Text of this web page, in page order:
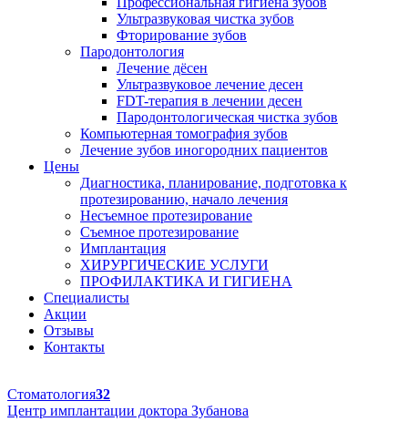
Ультразвуковая чистка зубов
Фторирование зубов
Пародонтология
Лечение дёсен
Ультразвуковое лечение десен
FDT-терапия в лечении десен
Пародонтологическая чистка зубов
Компьютерная томография зубов
Лечение зубов иногородних пациентов
Цены
Диагностика, планирование, подготовка к
протезированию, начало лечения
Несъемное протезирование
Съемное протезирование
Имплантация
ХИРУРГИЧЕСКИЕ УСЛУГИ
ПРОФИЛАКТИКА И ГИГИЕНА
Специалисты
Акции
Отзывы
Контакты
Стоматология32
Центр имплантации доктора Зубанова